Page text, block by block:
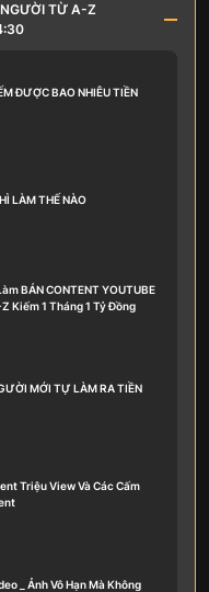
NGƯỜI TỪ A-Z
ĐƯỢC BAO NHIÊU TIỀN
LÀM THẾ NÀO
BÁN CONTENT YOUTUBE
Kiếm 1 Tháng 1 Tỷ Đồng
MỚI TỰ LÀM RA TIỀN
Triệu View Và Các Cấm
_ Ảnh Vô Hạn Mà Không